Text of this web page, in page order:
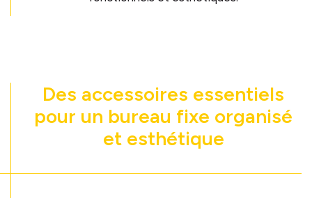
Des accessoires essentiels
pour un bureau fixe organisé
et esthétique